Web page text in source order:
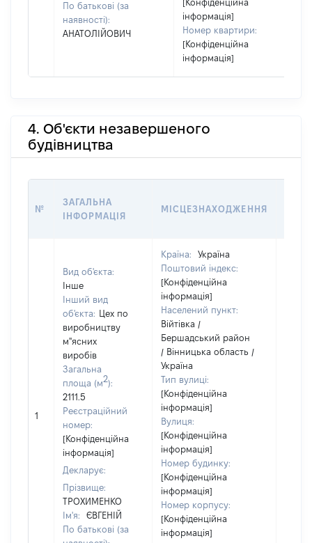
По батькові (за
наявності):
АНАТОЛІЙОВИЧ
[Конфіденційна
інформація]
Номер квартири:
[Конфіденційна
інформація]
4. Об'єкти незавершеного
будівництва
№
ЗАГАЛЬНА
ІНФОРМАЦІЯ
МІСЦЕЗНАХОДЖЕННЯ
1
Вид об'єкта:
Інше
Інший вид
об'єкта:
Цех по
виробництву
м"ясних
виробів
Загальна
площа (м2):
2111.5
Реєстраційний
номер:
[Конфіденційна
інформація]
Декларує:
Прізвище:
ТРОХИМЕНКО
Ім'я:
ЄВГЕНІЙ
По батькові (за
Країна:
Україна
Поштовий індекс:
[Конфіденційна
інформація]
Населений пункт:
Війтівка /
Бершадський район
/ Вінницька область /
Україна
Тип вулиці:
[Конфіденційна
інформація]
Вулиця:
[Конфіденційна
інформація]
Номер будинку:
[Конфіденційна
інформація]
Номер корпусу:
[Конфіденційна
інформація]